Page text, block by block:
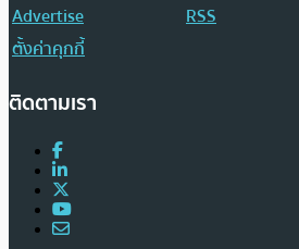
Advertise
RSS
ตั้งค่าคุกกี้
ติดตามเรา